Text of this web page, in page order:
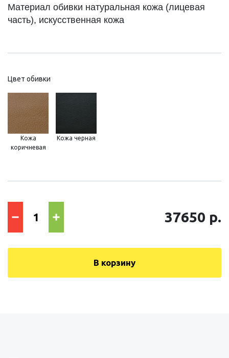
Материал обивки натуральная кожа (лицевая
часть), искусственная кожа
Цвет обивки
Кожа
коричневая
Кожа черная
37650 р.
В корзину